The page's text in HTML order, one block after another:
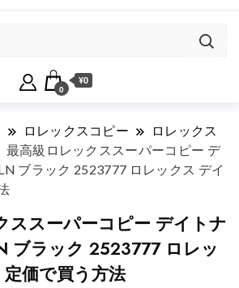
0
¥0
ロレックスコピー
ロレックス
最高級ロレックススーパーコピー デ
ブラック 2523777 ロレックス デイ
ススーパーコピー デイトナ
ブラック 2523777 ロレッ
価で買う方法